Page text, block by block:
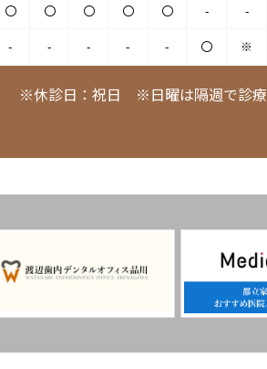
〇 〇 〇 〇 〇 - -
- - - - - 〇 ※
※休診日：祝日 ※日曜は隔週で診療